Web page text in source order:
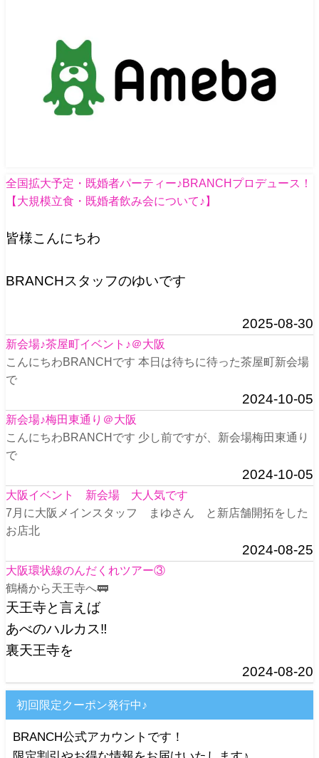
全国拡大予定・既婚者パーティー♪BRANCHプロデュース！
【大規模立食・既婚者飲み会について♪】
皆様こんにちわ
BRANCHスタッフのゆいです
2025-08-30
新会場♪茶屋町イベント♪＠大阪
こんにちわBRANCHです 本日は待ちに待った茶屋町新会場
で
2024-10-05
新会場♪梅田東通り＠大阪
こんにちわBRANCHです 少し前ですが、新会場梅田東通り
で
2024-10-05
大阪イベント 新会場 大人気です
7月に大阪メインスタッフ まゆさん と新店舗開拓をした
お店北
2024-08-25
大阪環状線のんだくれツアー③
鶴橋から天王寺へ🚃
天王寺と言えば
あべのハルカス‼️
裏天王寺を
2024-08-20
初回限定クーポン発行中♪
BRANCH公式アカウントです！
限定割引やお得な情報をお届けいたします♪